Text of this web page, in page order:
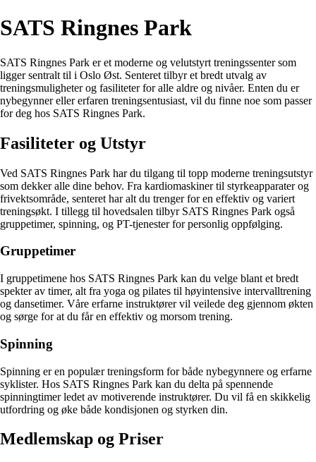
SATS Ringnes Park
SATS Ringnes Park er et moderne og velutstyrt treningssenter som
ligger sentralt til i Oslo Øst. Senteret tilbyr et bredt utvalg av
treningsmuligheter og fasiliteter for alle aldre og nivåer. Enten du er
nybegynner eller erfaren treningsentusiast, vil du finne noe som passer
for deg hos SATS Ringnes Park.
Fasiliteter og Utstyr
Ved SATS Ringnes Park har du tilgang til topp moderne treningsutstyr
som dekker alle dine behov. Fra kardiomaskiner til styrkeapparater og
frivektsområde, senteret har alt du trenger for en effektiv og variert
treningsøkt. I tillegg til hovedsalen tilbyr SATS Ringnes Park også
gruppetimer, spinning, og PT-tjenester for personlig oppfølging.
Gruppetimer
I gruppetimene hos SATS Ringnes Park kan du velge blant et bredt
spekter av timer, alt fra yoga og pilates til høyintensive intervalltrening
og dansetimer. Våre erfarne instruktører vil veilede deg gjennom økten
og sørge for at du får en effektiv og morsom trening.
Spinning
Spinning er en populær treningsform for både nybegynnere og erfarne
syklister. Hos SATS Ringnes Park kan du delta på spennende
spinningtimer ledet av motiverende instruktører. Du vil få en skikkelig
utfordring og øke både kondisjonen og styrken din.
Medlemskap og Priser